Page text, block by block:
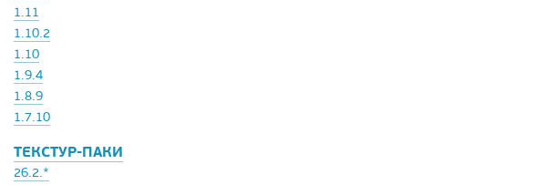
1.11
1.10.2
1.10
1.9.4
1.8.9
1.7.10
ТЕКСТУР-ПАКИ
26.2.*